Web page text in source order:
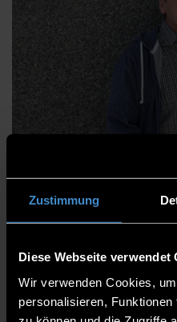
Zustimmung
Diese Webseite verwendet
Wir verwenden Cookies,
personalisieren,
Franz
Hausmeister
Rechtsangelegenheiten